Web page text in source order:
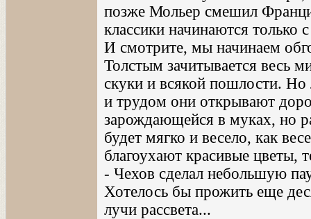
позже Мольер смешил
классики начинаются только
И смотрите, мы начинаем
Толстым зачитывается весь
скуки и всякой пошлости.
и трудом они открывают
зарождающейся в муках, но
будет мягко и весело, как
благоухают красивые
- Чехов сделал небольшую
Хотелось бы прожить еще
лучи рассвета...